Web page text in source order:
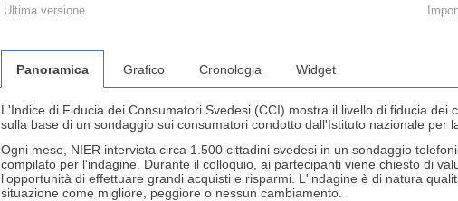
Ultima versione
Panoramica Grafico Cronologia Widget
L'Indice di Fiducia dei Consumatori Svedesi (CCI) mostra il livello di fiducia
sulla base di un sondaggio sui consumatori condotto dall'Istituto nazionale per
Ogni mese, NIER intervista circa 1.500 cittadini svedesi in un sondaggio
compilato per l'indagine. Durante il colloquio, ai partecipanti viene chiesto di
l'opportunità di effettuare grandi acquisti e risparmi. L'indagine è di natura
situazione come migliore, peggiore o nessun cambiamento.